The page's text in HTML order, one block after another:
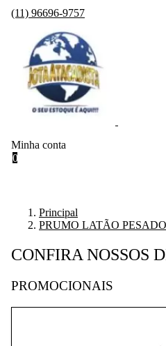
(11) 96696-9757
Minha conta
0
Principal
PRUMO LATÃO
CONFIRA NOSSOS
PROMOCIONAIS